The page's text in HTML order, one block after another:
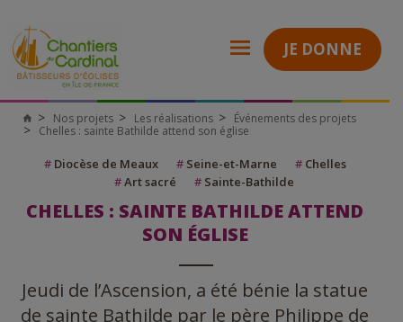
JE DONNE
Nos projets Les réalisations
Événements des projets
Chelles : sainte Bathilde attend son église
#Diocèse de Meaux #Seine-et-Marne #Chelles
#Art sacré #Sainte-Bathilde
CHELLES : SAINTE BATHILDE ATTEND
SON ÉGLISE
Jeudi de l’Ascension, a été bénie la statue
de sainte Bathilde par le père Philippe de